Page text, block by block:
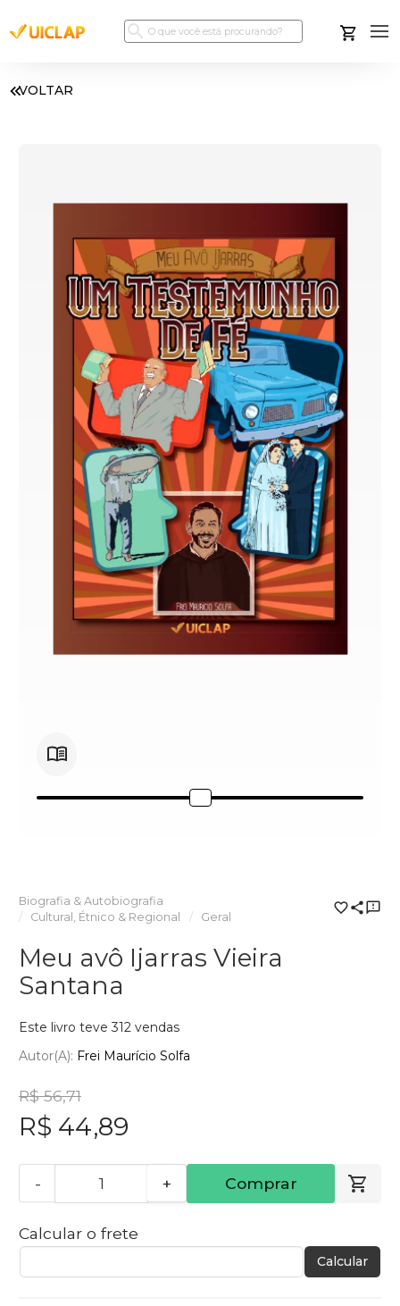
VOLTAR
Biografia & Autobiografia
Cultural, Étnico & Regional
Geral
Meu avô Ijarras Vieira
Santana
Este livro teve 312 vendas
Autor(a): Frei Maurício Solfa
R$ 56,71
R$ 44,89
- + Comprar
Calcular o frete
Calcular